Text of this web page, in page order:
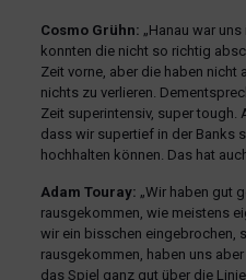
Cosmo Grühn: „Hanau war
konnten die nicht so richtig
Zeit vorne, aber die haben nicht
nichts zu verlieren.
Zeit superintensiv, super tough.
dass wir supertief in der Banks
hochhalten können. Das hat
Adam Touray: „Wir haben gut
rausgekommen, wie meistens
wir ein bisschen eingebrochen,
rausgekommen, haben uns
das Spiel ganz gut über die